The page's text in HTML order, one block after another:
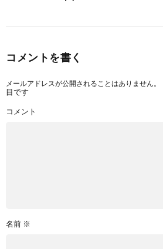
コメントを書く
メールアドレスが公開されることはありません。
目です
コメント
名前 ※